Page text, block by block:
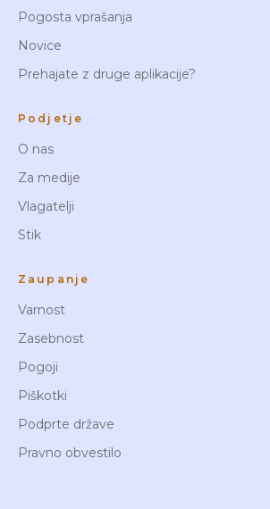
Pogosta vprašanja
Novice
Prehajate z druge aplikacije?
Podjetje
O nas
Za medije
Vlagatelji
Stik
Zaupanje
Varnost
Zasebnost
Pogoji
Piškotki
Podprte države
Pravno obvestilo